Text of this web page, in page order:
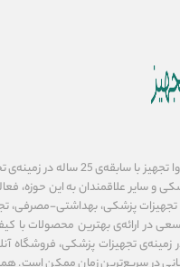
فروشگاه اینترنتی
و سایر علاقمندان به این حوزه،
تجهیزات پزشکی، بهداشتی-
در ارائه‌ی بهترین محصولات با